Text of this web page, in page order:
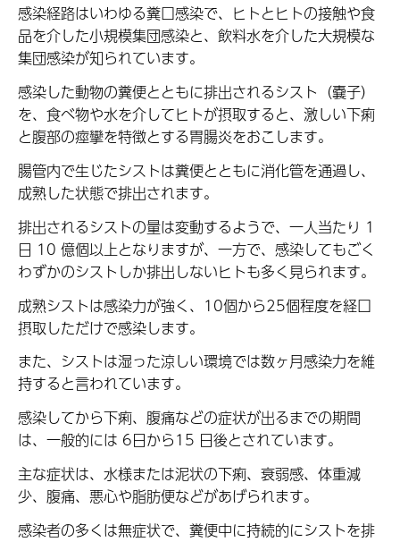
感染経路はいわゆる糞口感染で、ヒトとヒトの接触や食
品を介した小規模集団感染と、飲料水を介した大規模な
集団感染が知られています。
感染した動物の糞便とともに排出されるシスト（嚢子）
を、食べ物や水を介してヒトが摂取すると、激しい下痢
と腹部の痙攣を特徴とする胃腸炎をおこします。
腸管内で生じたシストは糞便とともに消化管を通過し、
成熟した状態で排出されます。
排出されるシストの量は変動するようで、一人当たり 1
日 10 億個以上となりますが、一方で、感染してもごく
わずかのシストしか排出しないヒトも多く見られます。
成熟シストは感染力が強く、10個から25個程度を経口
摂取しただけで感染します。
また、シストは湿った涼しい環境では数ヶ月感染力を維
持すると言われています。
感染してから下痢、腹痛などの症状が出るまでの期間
は、一般的には 6日から15 日後とされています。
主な症状は、水様または泥状の下痢、衰弱感、体重減
少、腹痛、悪心や脂肪便などがあげられます。
感染者の多くは無症状で、糞便中に持続的にシストを排